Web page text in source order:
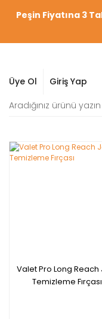
Peşin Fiyatına 3
Üye Ol Giriş Yap
Valet Pro Long Reach
Temizleme Fırçası